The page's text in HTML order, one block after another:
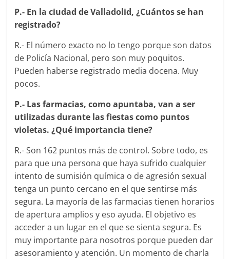
P.- En la ciudad de Valladolid, ¿Cuántos se han
registrado?
R.- El número exacto no lo tengo porque son datos
de Policía Nacional, pero son muy poquitos.
Pueden haberse registrado media docena. Muy
pocos.
P.- Las farmacias, como apuntaba, van a ser
utilizadas durante las fiestas como puntos
violetas. ¿Qué importancia tiene?
R.- Son 162 puntos más de control. Sobre todo, es
para que una persona que haya sufrido cualquier
intento de sumisión química o de agresión sexual
tenga un punto cercano en el que sentirse más
segura. La mayoría de las farmacias tienen horarios
de apertura amplios y eso ayuda. El objetivo es
acceder a un lugar en el que se sienta segura. Es
muy importante para nosotros porque pueden dar
asesoramiento y atención. Un momento de charla